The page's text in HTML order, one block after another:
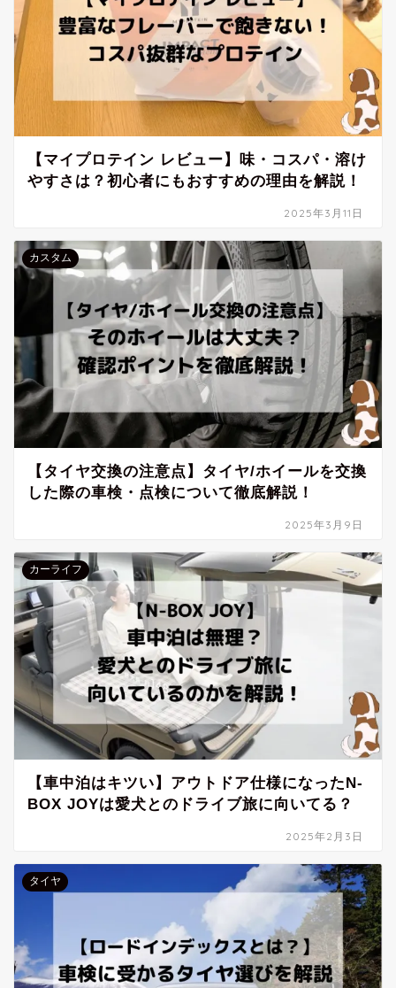
【マイプロテイン レビュー】味・コスパ・溶け
やすさは？初心者にもおすすめの理由を解説！
2025年3月11日
カスタム
【タイヤ交換の注意点】タイヤ/ホイールを交換
した際の車検・点検について徹底解説！
2025年3月9日
カーライフ
【車中泊はキツい】アウトドア仕様になったN-
BOX JOYは愛犬とのドライブ旅に向いてる？
2025年2月3日
タイヤ